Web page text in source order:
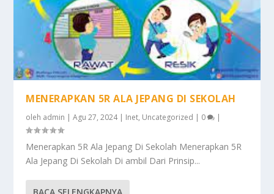
MENERAPKAN 5R ALA JEPANG DI SEKOLAH
oleh admin |Agu 27, 2024| Inet, Uncategorized | 0 |
Menerapkan 5R Ala Jepang Di Sekolah Menerapkan 5R
Ala Jepang Di Sekolah Di ambil Dari Prinsip...